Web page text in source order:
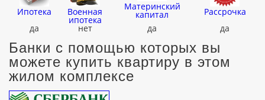
Ипотека Военная
ипотека
Материнский
капитал
Рассрочка
да
нет да да
Банки с помощью которых вы
можете купить квартиру в этом
жилом комплексе